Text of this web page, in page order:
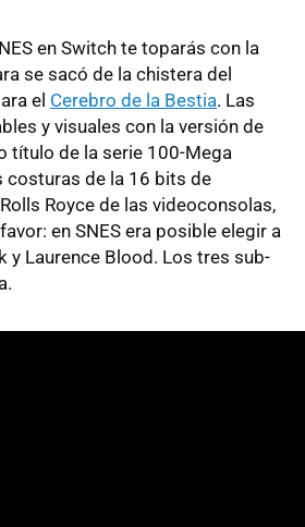
en Switch te toparás con la
se sacó de la chistera del
el Cerebro de la Bestia. Las
y visuales con la versión de
título de la serie 100-Mega
costuras de la 16 bits de
Royce de las videoconsolas,
en SNES era posible elegir a
y Laurence Blood. Los tres sub-